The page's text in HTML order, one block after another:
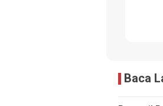
Baca